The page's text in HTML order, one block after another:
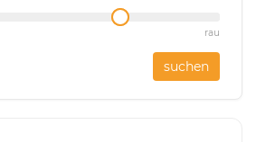
rau
suchen